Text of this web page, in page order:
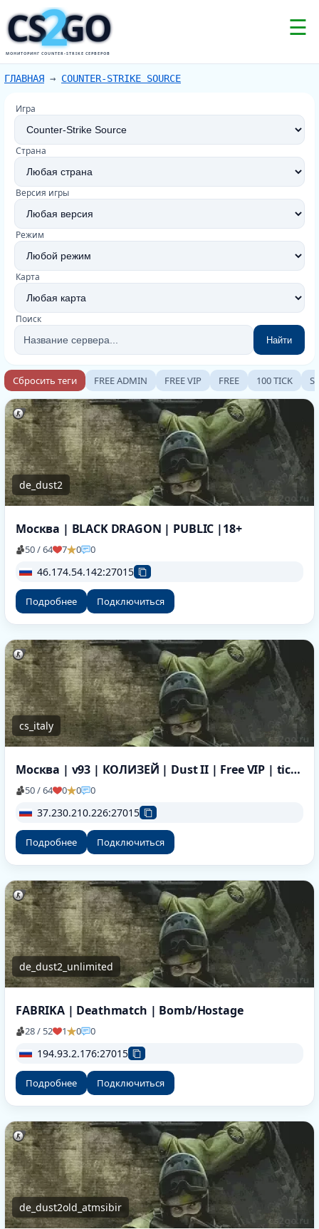
CS GO
2
МОНИТОРИНГ COUNTER-STRIKE СЕРВЕРОВ
☰
ГЛАВНАЯ → COUNTER-STRIKE SOURCE
Игра
Страна
Версия игры
Режим
Карта
Поиск
Найти
Сбросить теги FREE ADMIN FREE VIP FREE 100 TICK
de_dust2
Москва | BLACK DRAGON | PUBLIC |18+
50 / 64 7 0 0
46.174.54.142:27015
Подробнее Подключиться
cs_italy
Москва | v93 | КОЛИЗЕЙ | Dust II | Free VIP | tickrate 100
50 / 64 0 0 0
37.230.210.226:27015
Подробнее Подключиться
de_dust2_unlimited
FABRIKA | Deathmatch | Bomb/Hostage
28 / 52 1 0 0
194.93.2.176:27015
Подробнее Подключиться
de_dust2old_atmsibir